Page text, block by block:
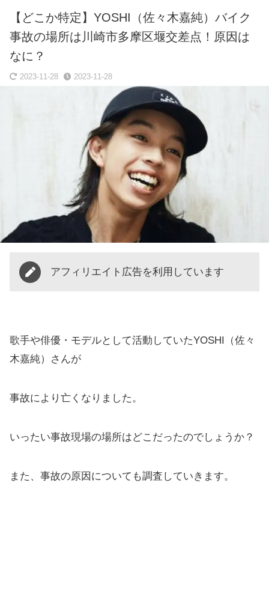
【どこか特定】YOSHI（佐々木嘉純）バイク
事故の場所は川崎市多摩区堰交差点！原因は
なに？
2023-11-28 2023-11-28
アフィリエイト広告を利用しています
歌手や俳優・モデルとして活動していたYOSHI（佐々
木嘉純）さんが
事故により亡くなりました。
いったい事故現場の場所はどこだったのでしょうか？
また、事故の原因についても調査していきます。